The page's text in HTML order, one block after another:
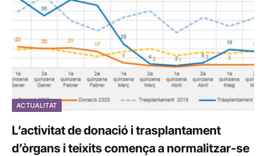
ACTUALITAT
L’activitat de donació i trasplantament
d’òrgans i teixits comença a normalitzar-se